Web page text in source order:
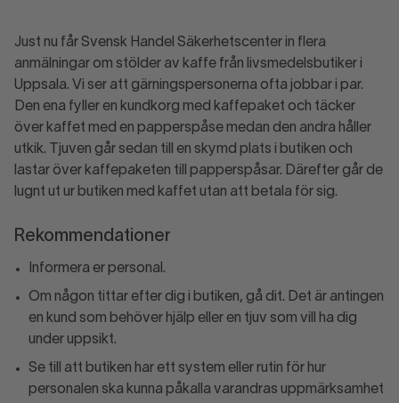
Just nu får Svensk Handel Säkerhetscenter in flera
anmälningar om stölder av kaffe från livsmedelsbutiker i
Uppsala. Vi ser att gärningspersonerna ofta jobbar i par.
Den ena fyller en kundkorg med kaffepaket och täcker
över kaffet med en papperspåse medan den andra håller
utkik. Tjuven går sedan till en skymd plats i butiken och
lastar över kaffepaketen till papperspåsar. Därefter går de
lugnt ut ur butiken med kaffet utan att betala för sig.
Rekommendationer
Informera er personal.
Om någon tittar efter dig i butiken, gå dit. Det är antingen
en kund som behöver hjälp eller en tjuv som vill ha dig
under uppsikt.
Se till att butiken har ett system eller rutin för hur
personalen ska kunna påkalla varandras uppmärksamhet